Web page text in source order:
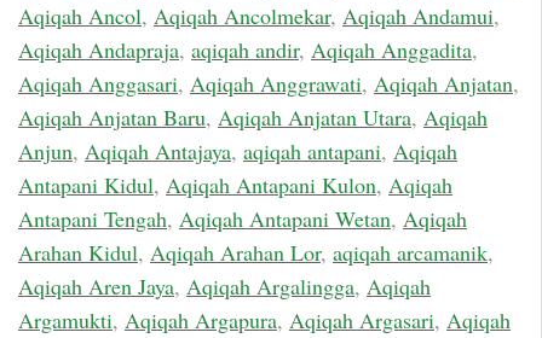
Aqiqah Ancol, Aqiqah Ancolmekar, Aqiqah Andamui,
Aqiqah Andapraja, aqiqah andir, Aqiqah Anggadita,
Aqiqah Anggasari, Aqiqah Anggrawati, Aqiqah Anjatan,
Aqiqah Anjatan Baru, Aqiqah Anjatan Utara, Aqiqah
Anjun, Aqiqah Antajaya, aqiqah antapani, Aqiqah
Antapani Kidul, Aqiqah Antapani Kulon, Aqiqah
Antapani Tengah, Aqiqah Antapani Wetan, Aqiqah
Arahan Kidul, Aqiqah Arahan Lor, aqiqah arcamanik,
Aqiqah Aren Jaya, Aqiqah Argalingga, Aqiqah
Argamukti, Aqiqah Argapura, Aqiqah Argasari, Aqiqah